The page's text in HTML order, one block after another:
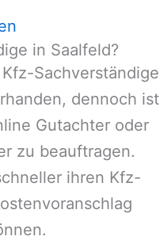
in Saalfeld?
Sachverständige
dennoch ist
Gutachter oder
zu beauftragen.
ihren Kfz-